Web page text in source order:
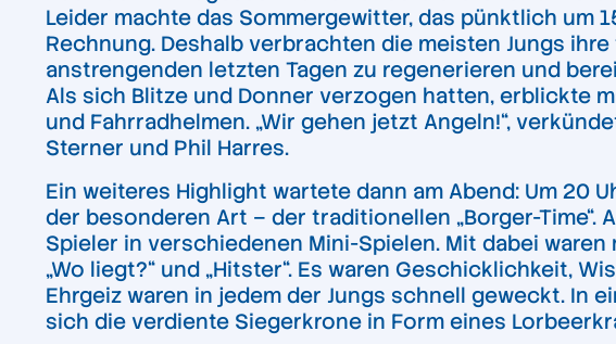
Leider machte das Sommergewitter, das pünktlich um
Rechnung. Deshalb verbrachten die meisten Jungs
anstrengenden letzten Tagen zu regenerieren und
Als sich Blitze und Donner verzogen hatten, erblickte
und Fahrradhelmen. „Wir gehen jetzt Angeln!“,
Sterner und Phil Harres.
Ein weiteres Highlight wartete dann am Abend: Um
der besonderen Art – der traditionellen „Borger-
Spieler in verschiedenen Mini-Spielen. Mit dabei
„Wo liegt?“ und „Hitster“. Es waren Geschicklichkeit,
Ehrgeiz waren in jedem der Jungs schnell geweckt. In
sich die verdiente Siegerkrone in Form eines